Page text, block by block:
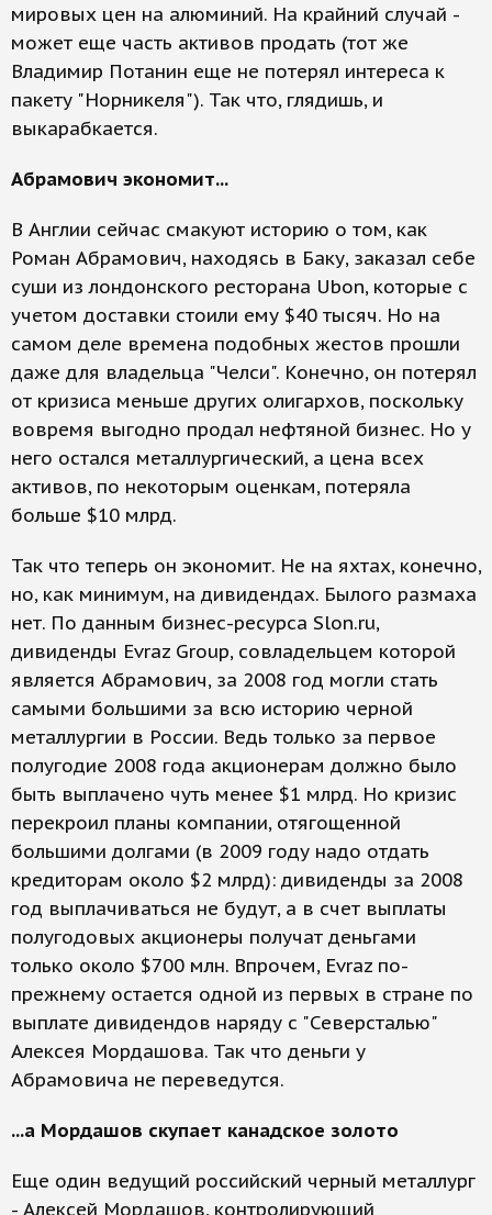
мировых цен на алюминий. На крайний случай -
может еще часть активов продать (тот же
Владимир Потанин еще не потерял интереса к
пакету "Норникеля"). Так что, глядишь, и
выкарабкается.
Абрамович экономит...
В Англии сейчас смакуют историю о том, как
Роман Абрамович, находясь в Баку, заказал себе
суши из лондонского ресторана Ubon, которые с
учетом доставки стоили ему $40 тысяч. Но на
самом деле времена подобных жестов прошли
даже для владельца "Челси". Конечно, он потерял
от кризиса меньше других олигархов, поскольку
вовремя выгодно продал нефтяной бизнес. Но у
него остался металлургический, а цена всех
активов, по некоторым оценкам, потеряла
больше $10 млрд.
Так что теперь он экономит. Не на яхтах, конечно,
но, как минимум, на дивидендах. Былого размаха
нет. По данным бизнес-ресурса Slon.ru,
дивиденды Evraz Group, совладельцем которой
является Абрамович, за 2008 год могли стать
самыми большими за всю историю черной
металлургии в России. Ведь только за первое
полугодие 2008 года акционерам должно было
быть выплачено чуть менее $1 млрд. Но кризис
перекроил планы компании, отягощенной
большими долгами (в 2009 году надо отдать
кредиторам около $2 млрд): дивиденды за 2008
год выплачиваться не будут, а в счет выплаты
полугодовых акционеры получат деньгами
только около $700 млн. Впрочем, Evraz по-
прежнему остается одной из первых в стране по
выплате дивидендов наряду с "Северсталью"
Алексея Мордашова. Так что деньги у
Абрамовича не переведутся.
...а Мордашов скупает канадское золото
Еще один ведущий российский черный металлург
- Алексей Мордашов, контролирующий